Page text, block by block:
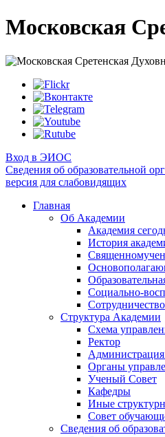
Московская
Вход в ЭИОС
Сведения об образовательной
версия для слабовидящих
Главная
Об Академии
Академия
История
Социально-
Сотрудничество
Структура Академии
Схема
Ректор
Органы
Ученый Совет
Кафедры
Иные
Совет
Сведения об